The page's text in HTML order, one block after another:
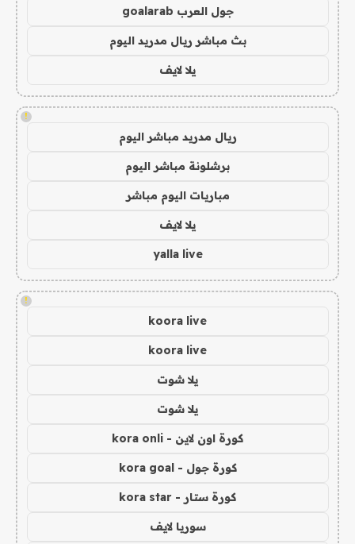
جول العرب goalarab
بث مباشر ريال مدريد اليوم
يلا لايف
!
ريال مدريد مباشر اليوم
برشلونة مباشر اليوم
مباريات اليوم مباشر
يلا لايف
yalla live
!
koora live
koora live
يلا شوت
يلا شوت
كورة اون لاين - kora onli
كورة جول - kora goal
كورة ستار - kora star
سوريا لايف